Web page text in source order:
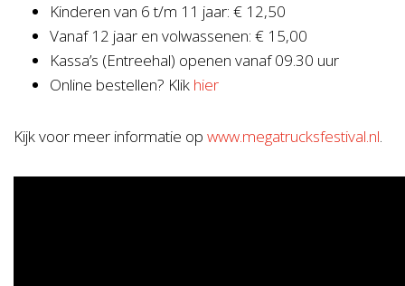
Kinderen van 6 t/m 11 jaar: € 12,50
Vanaf 12 jaar en volwassenen: € 15,00
Kassa’s (Entreehal) openen vanaf 09.30 uur
Online bestellen? Klik hier
Kijk voor meer informatie op www.megatrucksfestival.nl.